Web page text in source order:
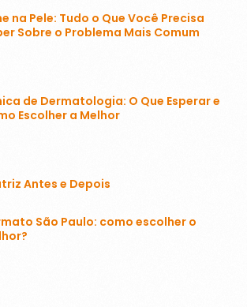
na Pele: Tudo o Que Você Precisa
Sobre o Problema Mais Comum
de Dermatologia: O Que Esperar e
Escolher a Melhor
Antes e Depois
São Paulo: como escolher o